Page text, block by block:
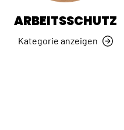
ARBEITSSCHUTZ
Kategorie anzeigen